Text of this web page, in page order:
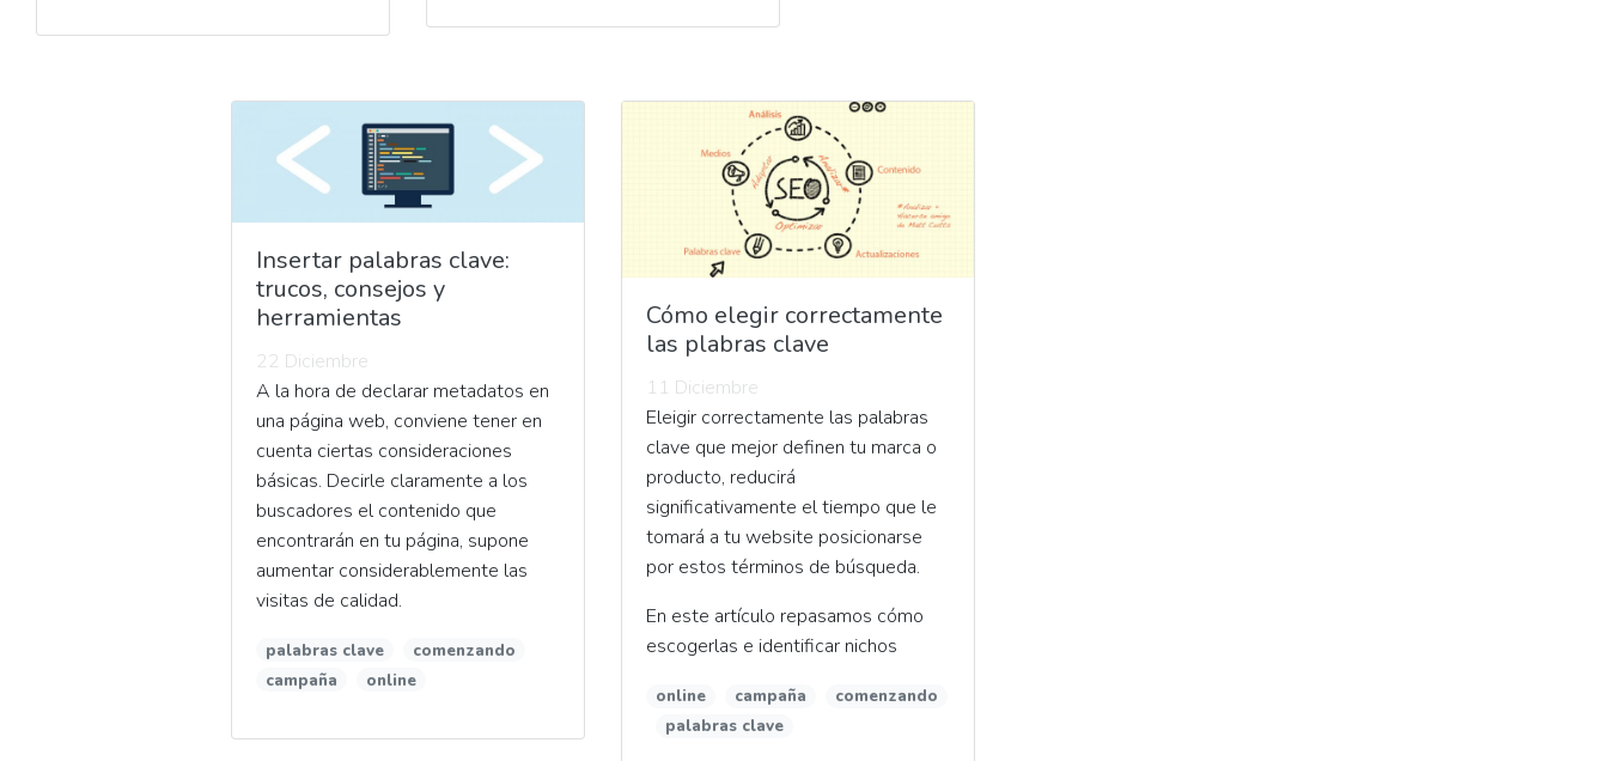
Insertar palabras clave:
trucos, consejos y
herramientas
22 Diciembre
A la hora de declarar metadatos en
una página web, conviene tener en
cuenta ciertas consideraciones
básicas. Decirle claramente a los
buscadores el contenido que
encontrarán en tu página, supone
aumentar considerablemente las
visitas de calidad.
palabras clave
comenzando
campaña
online
Cómo elegir correctamente
las plabras clave
11 Diciembre
Eleigir correctamente las palabras
clave que mejor definen tu marca o
producto, reducirá
significativamente el tiempo que le
tomará a tu website posicionarse
por estos términos de búsqueda.
En este artículo repasamos cómo
escogerlas e identificar nichos
online campaña
comenzando
palabras clave